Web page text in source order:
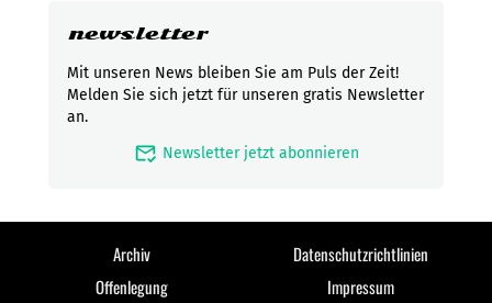
newsletter
Mit unseren News bleiben Sie am Puls der Zeit!
Melden Sie sich jetzt für unseren gratis Newsletter
an.
mark_email_read Newsletter jetzt abonnieren
Archiv
Datenschutzrichtlinien
Offenlegung
Impressum